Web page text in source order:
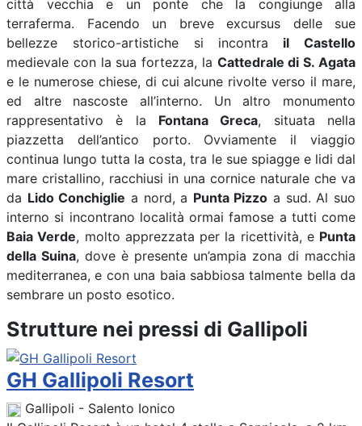
città vecchia e un ponte che la congiunge alla
terraferma. Facendo un breve excursus delle sue
bellezze storico-artistiche si incontra il Castello
medievale con la sua fortezza, la Cattedrale di S. Agata
e le numerose chiese, di cui alcune rivolte verso il mare,
ed altre nascoste all’interno. Un altro monumento
rappresentativo è la Fontana Greca, situata nella
piazzetta dell’antico porto. Ovviamente il viaggio
continua lungo tutta la costa, tra le sue spiagge e lidi dal
mare cristallino, racchiusi in una cornice naturale che va
da Lido Conchiglie a nord, a Punta Pizzo a sud. Al suo
interno si incontrano località ormai famose a tutti come
Baia Verde, molto apprezzata per la ricettività, e Punta
della Suina, dove è presente un’ampia zona di macchia
mediterranea, e con una baia sabbiosa talmente bella da
sembrare un posto esotico.
Strutture nei pressi di Gallipoli
GH Gallipoli Resort
Gallipoli - Salento Ionico